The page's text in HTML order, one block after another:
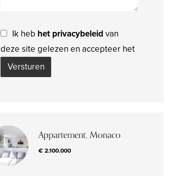
Ik heb het privacybeleid van
deze site gelezen en accepteer het
Versturen
Appartement, Monaco
€ 2.100.000